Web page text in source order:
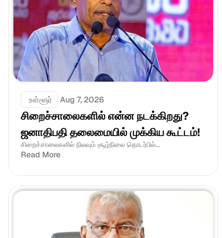
உள்ளூர் Aug 7, 2026
சிறைச்சாலைகளில் என்ன நடக்கிறது?
ஜனாதிபதி தலைமையில் முக்கிய கூட்டம்!
சிறைச்சாலைகளில் நிலவும் சூழ்நிலை தொடர்பில்...
Read More